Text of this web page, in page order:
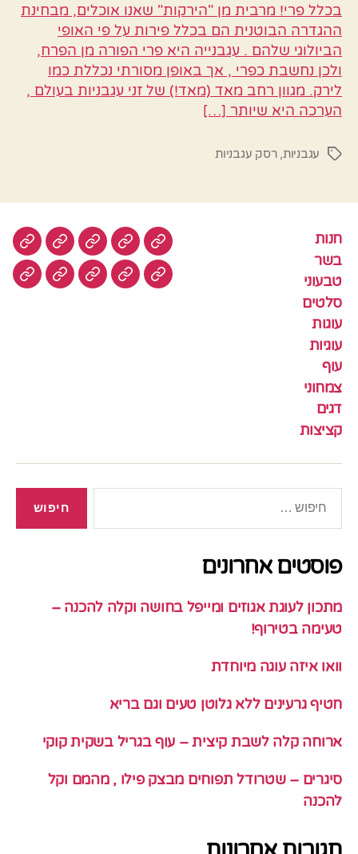
בכלל פרי! מרבית מן "הירקות" שאנו אוכלים, מבחינת
ההגדרה הבוטנית הם בכלל פירות על פי האופי
הביולוגי שלהם . עגבנייה היא פרי הפורה מן הפרח,
ולכן נחשבת כפרי , אך באופן מסורתי נכללת כמו
לירק. מגוון רחב מאד (מאד!) של זני עגבניות בעולם ,
הערכה היא שיותר […]
תגיותעגבניות,רסק עגבניות
חנות
בשר
טבעוני
סלטים
עוגות
עוגיות
עוף
צמחוני
דגים
קציצות
חנות בשר טבעוניסלטים
עוגיותעוף צמחונידגים
פוסטים אחרונים
מתכון לעוגת אגוזים ומייפל בחושה וקלה להכנה –
טעימה בטירוף!
וואו איזה עוגה מיוחדת
חטיף גרעינים ללא גלוטן טעים וגם בריא
ארוחה קלה לשבת קיצית – עוף בגריל בשקית קוקי
סיגרים – שטרודל תפוחים מבצק פילו , מהמם וקל
להכנה